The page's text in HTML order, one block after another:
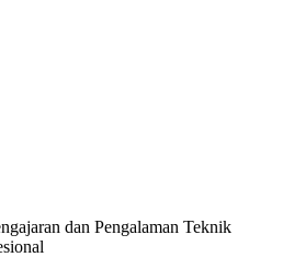
dan Pengalaman Teknik